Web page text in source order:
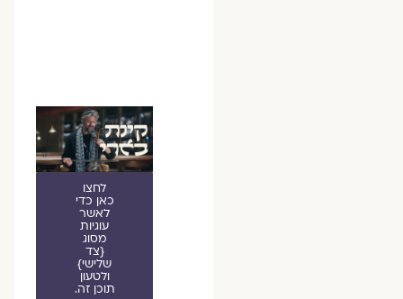
לחצו
כאן כדי
לאשר
עוגיות
מסוג
{צד
שלישי}
ולטעון
תוכן זה.